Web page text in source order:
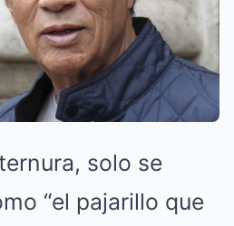
solo se
“el pajarillo que